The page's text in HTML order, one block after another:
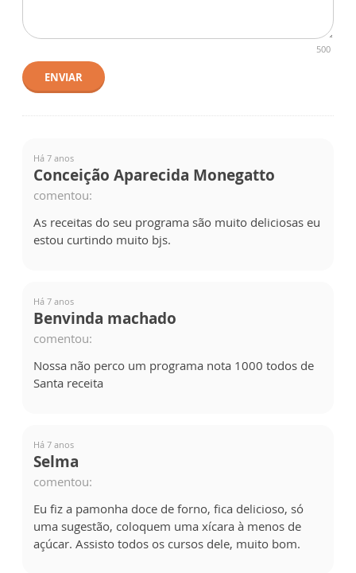
500
ENVIAR
Há 7 anos
Conceição Aparecida Monegatto
comentou:
As receitas do seu programa são muito deliciosas eu
estou curtindo muito bjs.
Há 7 anos
Benvinda machado
comentou:
Nossa não perco um programa nota 1000 todos de
Santa receita
Há 7 anos
Selma
comentou:
Eu fiz a pamonha doce de forno, fica delicioso, só
uma sugestão, coloquem uma xícara à menos de
açúcar. Assisto todos os cursos dele, muito bom.